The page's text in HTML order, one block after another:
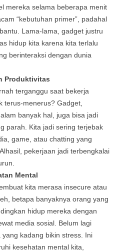
mereka selama beberapa menit
“kebutuhan primer”, padahal
Lama-lama, gadget justru
hidup kita karena kita terlalu
berinteraksi dengan dunia
Produktivitas
terganggu saat bekerja
terus-menerus? Gadget,
banyak hal, juga bisa jadi
parah. Kita jadi sering terjebak
game, atau chatting yang
pekerjaan jadi terbengkalai
Mental
kita merasa insecure atau
betapa banyaknya orang yang
hidup mereka dengan
media sosial. Belum lagi
kadang bikin stress. Ini
kesehatan mental kita,